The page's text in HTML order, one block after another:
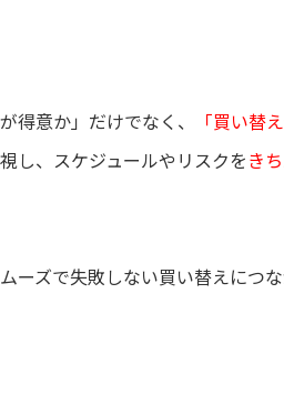
得意か」だけでなく、 「買い替
し、スケジュールやリスクをき
ズで失敗しない買い替えにつな